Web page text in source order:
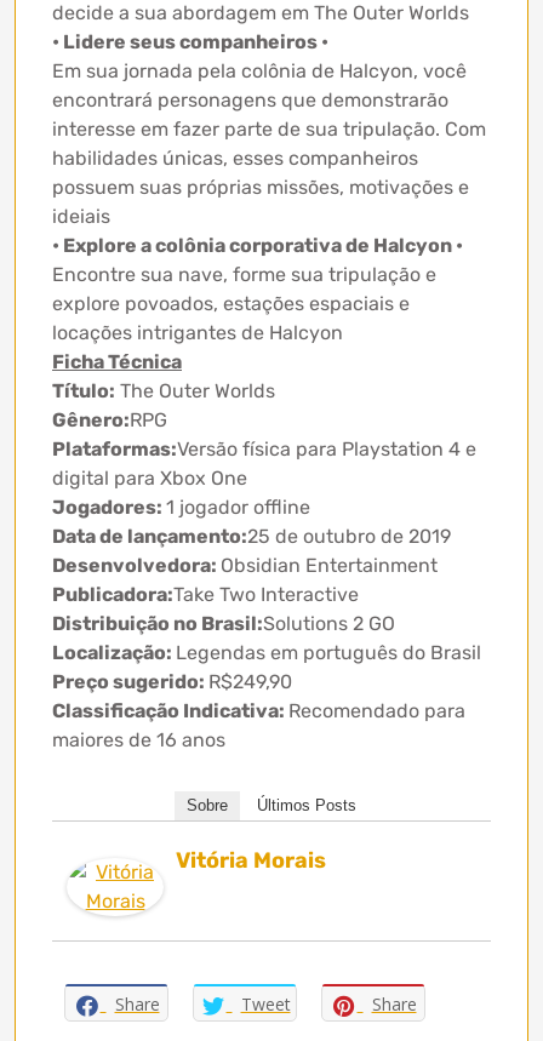
decide a sua abordagem em The Outer Worlds
• Lidere seus companheiros •
Em sua jornada pela colônia de Halcyon, você
encontrará personagens que demonstrarão
interesse em fazer parte de sua tripulação. Com
habilidades únicas, esses companheiros
possuem suas próprias missões, motivações e
ideiais
• Explore a colônia corporativa de Halcyon •
Encontre sua nave, forme sua tripulação e
explore povoados, estações espaciais e
locações intrigantes de Halcyon
Ficha Técnica
Título: The Outer Worlds
Gênero:RPG
Plataformas:Versão física para Playstation 4 e
digital para Xbox One
Jogadores: 1 jogador offline
Data de lançamento:25 de outubro de 2019
Desenvolvedora: Obsidian Entertainment
Publicadora:Take Two Interactive
Distribuição no Brasil:Solutions 2 GO
Localização: Legendas em português do Brasil
Preço sugerido: R$249,90
Classificação Indicativa: Recomendado para
maiores de 16 anos
Sobre Últimos Posts
Vitória Morais
Share Tweet Share